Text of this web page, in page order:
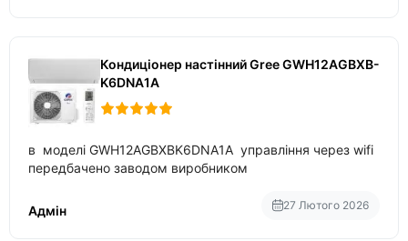
Кондиціонер настінний Gree GWH12AGBXB-
K6DNA1A
в моделі GWH12AGBXBK6DNA1A управління через wifi
передбачено заводом виробником
Адмін 27 Лютого 2026